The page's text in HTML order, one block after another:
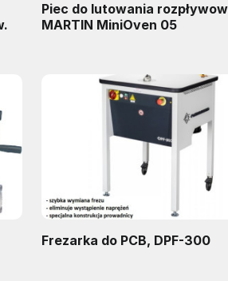
Piec do lutowania
MARTIN MiniOven 05
Frezarka do PCB, DPF-300